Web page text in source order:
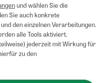
und wählen Sie die
Sie auch konkrete
den einzelnen Verarbeitungen.
alle Tools aktiviert.
jederzeit mit Wirkung für
zu den